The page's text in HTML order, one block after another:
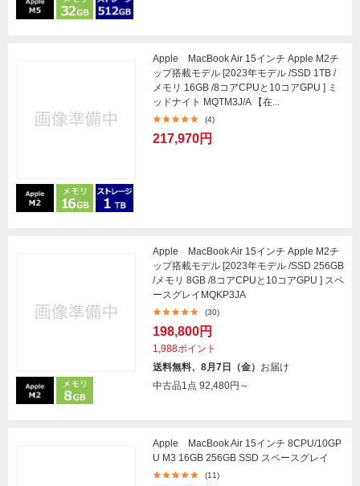
Apple MacBook Air 15インチ Apple M2チ
ップ搭載モデル [2023年モデル /SSD 1TB /
メモリ 16GB /8コアCPUと10コアGPU ] ミ
ッドナイト MQTM3J/A 【在...
(4)
217,970円
Apple MacBook Air 15インチ Apple M2チ
ップ搭載モデル [2023年モデル /SSD 256GB
/メモリ 8GB /8コアCPUと10コアGPU ] スペ
ースグレイMQKP3JA
(30)
198,800円
1,988ポイント
送料無料、8月7日（金） お届け
中古品1点 92,480円～
Apple MacBook Air 15インチ 8CPU/10GP
U M3 16GB 256GB SSD スペースグレイ
(11)